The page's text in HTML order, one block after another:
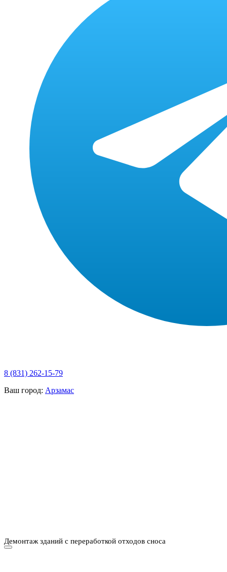
8 (831) 262-15-79
Ваш город: Арзамас
Демонтаж зданий с переработкой отходов сноса